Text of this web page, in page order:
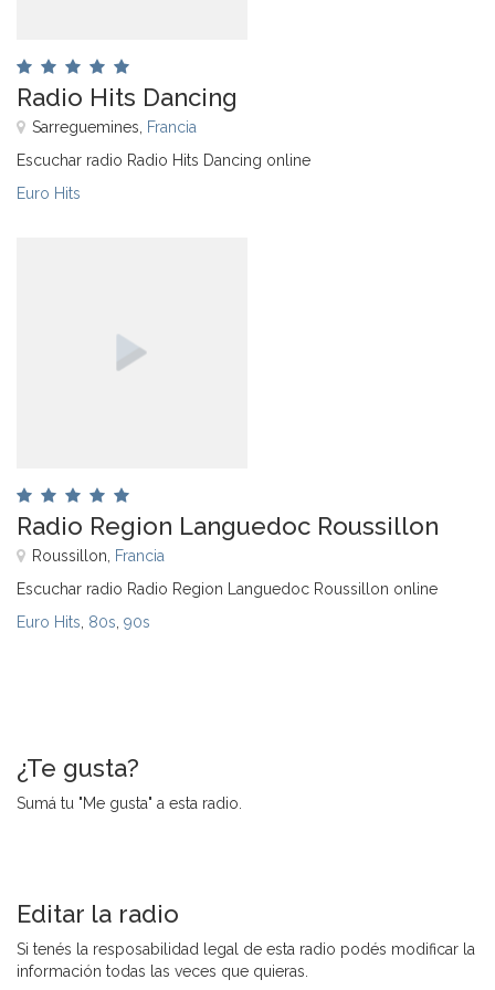
Radio Hits Dancing
Sarreguemines, Francia
Escuchar radio Radio Hits Dancing online
Euro Hits
Radio Region Languedoc Roussillon
Roussillon, Francia
Escuchar radio Radio Region Languedoc Roussillon online
Euro Hits 80s 90s
¿Te gusta?
Sumá tu "Me gusta" a esta radio.
Editar la radio
Si tenés la resposabilidad legal de esta radio podés modificar la
información todas las veces que quieras.